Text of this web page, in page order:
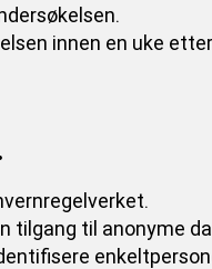
innen en uke
tilgang til anonyme